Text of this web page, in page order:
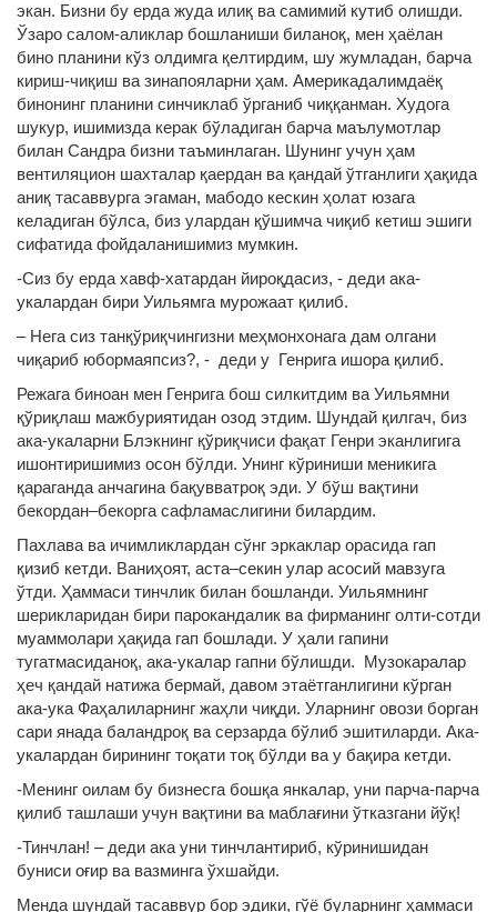
экан. Бизни бу ерда жуда илиқ ва самимий кутиб олишди.
Ўзаро салом-аликлар бошланиши биланоқ, мен ҳаёлан
бино планини кўз олдимга қелтирдим, шу жумладан, барча
кириш-чиқиш ва зинапояларни ҳам. Америкадалимдаёқ
бинонинг планини синчиклаб ўрганиб чиққанман. Худога
шукур, ишимизда керак бўладиган барча маълумотлар
билан Сандра бизни таъминлаган. Шунинг учун ҳам
вентиляцион шахталар қаердан ва қандай ўтганлиги ҳақида
аниқ тасаввурга эгаман, мабодо кескин ҳолат юзага
келадиган бўлса, биз улардан қўшимча чиқиб кетиш эшиги
сифатида фойдаланишимиз мумкин.
-Сиз бу ерда хавф-хатардан йироқдасиз, - деди ака-
укалардан бири Уильямга мурожаат қилиб.
– Нега сиз танқўриқчингизни меҳмонхонага дам олгани
чиқариб юбормаяпсиз?, - деди у Генрига ишора қилиб.
Режага биноан мен Генрига бош силкитдим ва Уильямни
қўриқлаш мажбуриятидан озод этдим. Шундай қилгач, биз
ака-укаларни Блэкнинг қўриқчиси фақат Генри эканлигига
ишонтиришимиз осон бўлди. Унинг кўриниши меникига
қараганда анчагина бақувватроқ эди. У бўш вақтини
бекордан–бекорга сафламаслигини билардим.
Пахлава ва ичимликлардан сўнг эркаклар орасида гап
қизиб кетди. Ваниҳоят, аста–секин улар асосий мавзуга
ўтди. Ҳаммаси тинчлик билан бошланди. Уильямнинг
шерикларидан бири парокандалик ва фирманинг олти-сотди
муаммолари ҳақида гап бошлади. У ҳали гапини
тугатмасиданоқ, ака-укалар гапни бўлишди. Музокаралар
ҳеч қандай натижа бермай, давом этаётганлигини кўрган
ака-ука Фаҳалиларнинг жаҳли чиқди. Уларнинг овози борган
сари янада баландроқ ва серзарда бўлиб эшитиларди. Ака-
укалардан бирининг тоқати тоқ бўлди ва у бақира кетди.
-Менинг оилам бу бизнесга бошқа янкалар, уни парча-парча
қилиб ташлаши учун вақтини ва маблағини ўтказгани йўқ!
-Тинчлан! – деди ака уни тинчлантириб, кўринишидан
буниси оғир ва вазминга ўхшайди.
Менда шундай тасаввур бор эдики, гўё буларнинг ҳаммаси